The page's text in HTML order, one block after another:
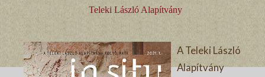
Teleki László Alapítvány
A Teleki László
Alapítvány